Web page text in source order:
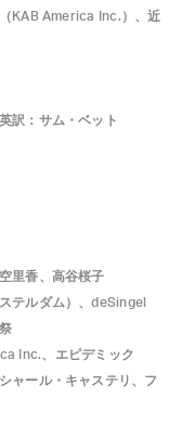
KAB America Inc. ）、近
訳：サム・ベット
里香、高谷桜子
テルダム）、deSingel
Inc.、エピデミック
ャール・キャステリ、フ